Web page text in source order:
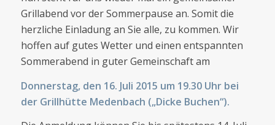
Grillabend vor der Sommerpause an. Somit die
herzliche Einladung an Sie alle, zu kommen. Wir
hoffen auf gutes Wetter und einen entspannten
Sommerabend in guter Gemeinschaft am
Donnerstag, den 16. Juli 2015 um 19.30 Uhr bei
der Grillhütte Medenbach („Dicke Buchen“).